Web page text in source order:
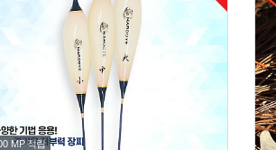
MP적립